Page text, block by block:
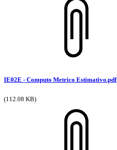
IE02E - Computo Metrico Estimativo.pdf
(112.08 KB)